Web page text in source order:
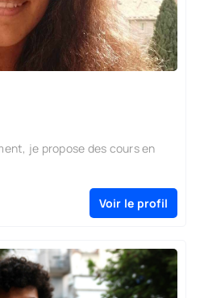
je propose des cours en
Voir le profil